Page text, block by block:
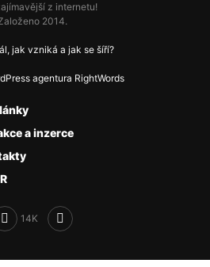
z internetu!
2014.
jak vzniká a jak se šíří?
agentura RightWords
a inzerce
14K